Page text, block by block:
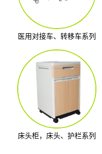
医用对接车、转移车系列
床头柜，床头、护栏系列